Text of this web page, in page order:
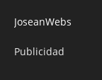
JoseanWebs
Publicidad